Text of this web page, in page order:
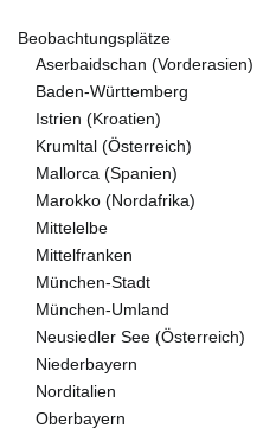
Beobachtungsplätze
Aserbaidschan (Vorderasien)
Baden-Württemberg
Istrien (Kroatien)
Krumltal (Österreich)
Mallorca (Spanien)
Marokko (Nordafrika)
Mittelelbe
Mittelfranken
München-Stadt
München-Umland
Neusiedler See (Österreich)
Niederbayern
Norditalien
Oberbayern